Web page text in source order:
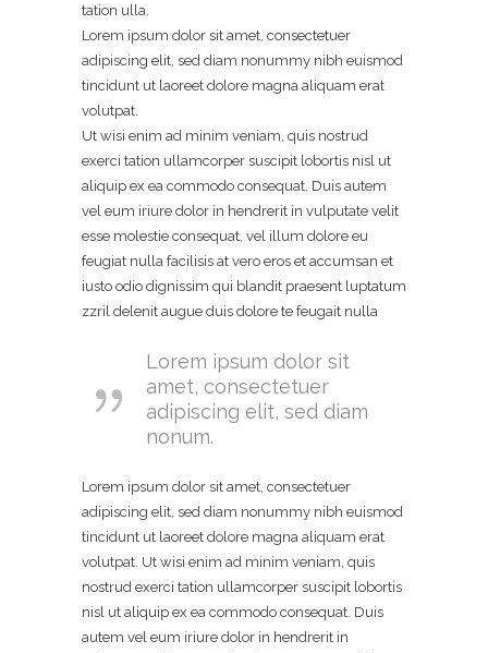
tation ulla.
Lorem ipsum dolor sit amet, consectetuer
adipiscing elit, sed diam nonummy nibh euismod
tincidunt ut laoreet dolore magna aliquam erat
volutpat.
Ut wisi enim ad minim veniam, quis nostrud
exerci tation ullamcorper suscipit lobortis nisl ut
aliquip ex ea commodo consequat. Duis autem
vel eum iriure dolor in hendrerit in vulputate velit
esse molestie consequat, vel illum dolore eu
feugiat nulla facilisis at vero eros et accumsan et
iusto odio dignissim qui blandit praesent luptatum
zzril delenit augue duis dolore te feugait nulla
Lorem ipsum dolor sit
amet, consectetuer
adipiscing elit, sed diam
nonum.
Lorem ipsum dolor sit amet, consectetuer
adipiscing elit, sed diam nonummy nibh euismod
tincidunt ut laoreet dolore magna aliquam erat
volutpat. Ut wisi enim ad minim veniam, quis
nostrud exerci tation ullamcorper suscipit lobortis
nisl ut aliquip ex ea commodo consequat. Duis
autem vel eum iriure dolor in hendrerit in